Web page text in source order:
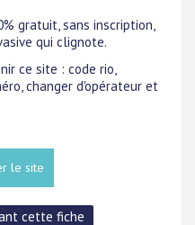
gratuit, sans inscription,
qui clignote.
ce site : code rio,
changer d'opérateur et
le site